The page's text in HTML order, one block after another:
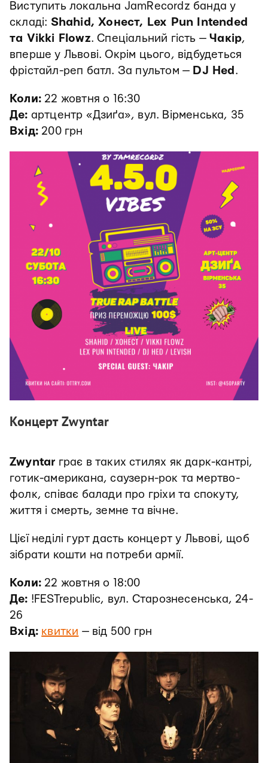
Виступить локальна JamRecordz банда у
складі: Shahid, Хонест, Lex Pun Intended
та Vikki Flowz. Спеціальний гість —Чакір,
вперше у Львові. Окрім цього, відбудеться
фрістайл-реп батл. За пультом — DJ Hed .
Коли: 22 жовтня о 16:30
Де: артцентр «Дзиґа», вул. Вірменська, 35
Вхід: 200 грн
Концерт Zwyntar
Zwyntar грає в таких стилях як дарк-кантрі,
готик-американа, саузерн-рок та мертво-
фолк, співає балади про гріхи та спокуту,
життя і смерть, земне та вічне.
Цієї неділі гурт дасть концерт у Львові, щоб
зібрати кошти на потреби армії.
Коли: 22 жовтня о 18:00
Де: !FESTrepublic, вул. Старознесенська, 24-
26
Вхід: квитки — від 500 грн